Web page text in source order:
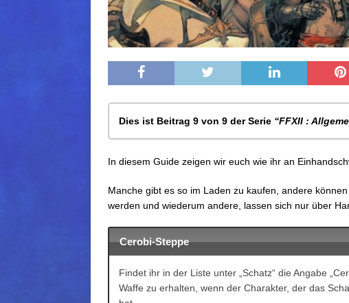
Dies ist Beitrag 9 von 9 der Serie “FFXII :
FFXII: Waffen – Bögen & Armbrüste & Munition
FFXII: Waffen – Ruten & Stöcke
FFXII: Waffen – Äxte und Hämmer
FFXII: Waffen – Kolben und Zepter
FFXII: Waffen – Dolche
FFXII: Waffen – Schwerter
In diesem Guide zeigen wir euch wie ihr an
Manche gibt es so im Laden zu kaufen, andere
werden und wiederum andere, lassen sich nur über
Cerobi-Steppe
Findet ihr in der Liste unter „Schatz“ die Angabe
Waffe zu erhalten, wenn der Charakter, der das